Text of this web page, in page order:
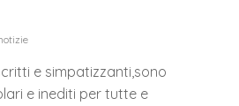
e simpatizzanti,sono
e inediti per tutte e